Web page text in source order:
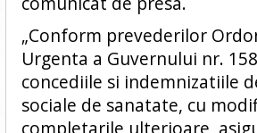
„Conform prevederilor
Urgenta a Guvernului nr.
concediile si indemnizatiile
sociale de sanatate, cu
completarile ulterioare,